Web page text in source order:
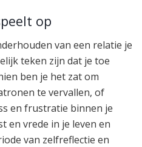
op
van een relatie je
teken zijn dat je toe
ben je het zat om
te vervallen, of
en frustratie binnen je
en vrede in je leven en
van zelfreflectie en